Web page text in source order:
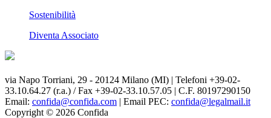
Sostenibilità
Diventa Associato
via Napo Torriani, 29 - 20124 Milano (MI) | Telefoni +39-02-
33.10.64.27 (r.a.) / Fax +39-02-33.10.57.05 | C.F. 80197290150
Email: confida@confida.com | Email PEC: confida@legalmail.it
Copyright © 2026 Confida